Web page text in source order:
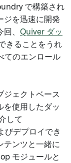
で構築され
ジを迅速に開発
、 Quiver ダッ
きることをうれ
てのエンロール
ジェクトベース
を使用したダッ
して
びデプロイでき
テンツと一緒に
モジュールと